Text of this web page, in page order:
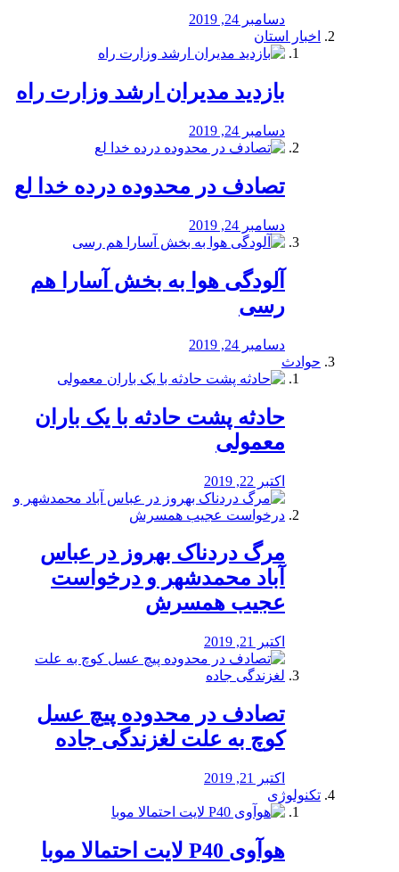
دسامبر 24, 2019
اخبار استان
بازدید مدیران ارشد وزارت راه
دسامبر 24, 2019
تصادف در محدوده درده خدا لع
دسامبر 24, 2019
آلودگی هوا به بخش آسارا هم
رسی
دسامبر 24, 2019
حوادث
️حادثه پشت حادثه با یک باران
معمولی
اکتبر 22, 2019
مرگ دردناک بهروز در عباس
آباد محمدشهر و درخواست
عجیب همسرش
اکتبر 21, 2019
تصادف در محدوده پیچ عسل
کوچ به علت لغزندگی جاده
اکتبر 21, 2019
تکنولوژی
هوآوی P40 لایت احتمالا موبا